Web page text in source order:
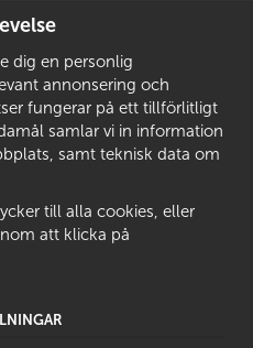
dig en personlig
annonsering och
fungerar på ett tillförlitligt
samlar vi in information
samt teknisk data om
till alla cookies, eller
att klicka på